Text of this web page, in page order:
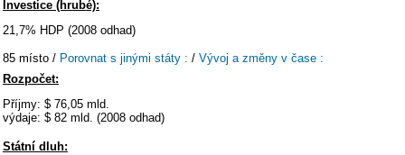
Investice (hrubé):
21,7% HDP (2008 odhad)
85 místo / Porovnat s jinými státy : / Vývoj a změny v čase :
Rozpočet:
Příjmy: $ 76,05 mld.
výdaje: $ 82 mld. (2008 odhad)
Státní dluh: